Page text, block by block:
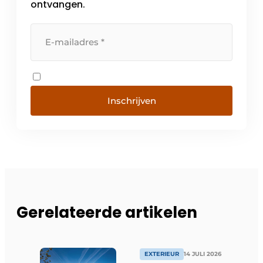
ontvangen.
Inschrijven
Gerelateerde artikelen
EXTERIEUR 14 JULI 2026